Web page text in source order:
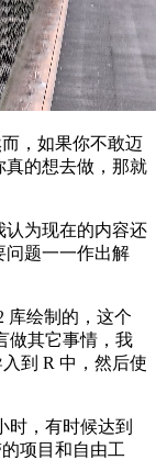
，如果你不敢迈
真的想去做，那就
为现在的内容还
问题一一作出解
绘制的，这个
做其它事情，我
到 R 中，然后使
，有时候达到
项目和自由工